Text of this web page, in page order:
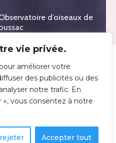
vie privée.
améliorer votre
des publicités ou des
notre trafic. En
», vous consentez à notre
Accepter tout
d’oiseaux de